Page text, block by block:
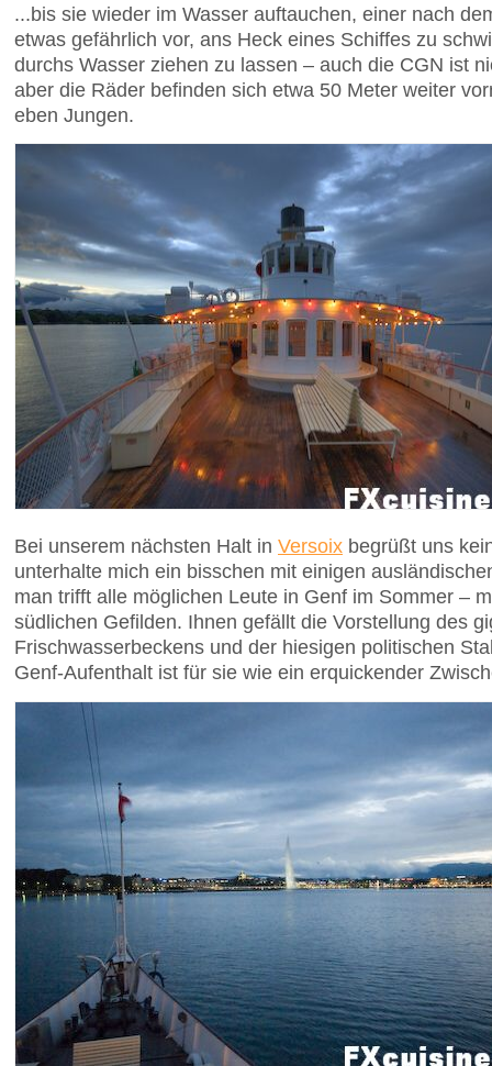
...bis sie wieder im Wasser auftauchen, einer nach
etwas gefährlich vor, ans Heck eines Schiffes zu
durchs Wasser ziehen zu lassen – auch die CGN ist
aber die Räder befinden sich etwa 50 Meter weiter
eben Jungen.
Bei unserem nächsten Halt in Versoix begrüßt uns
unterhalte mich ein bisschen mit einigen
man trifft alle möglichen Leute in Genf im Sommer –
südlichen Gefilden. Ihnen gefällt die Vorstellung des
Frischwasserbeckens und der hiesigen politischen
Genf-Aufenthalt ist für sie wie ein erquickender